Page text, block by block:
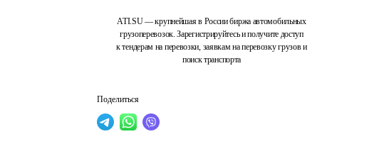
ATI.SU — крупнейшая в России биржа автомобильных
грузоперевозок. Зарегистрируйтесь и получите доступ
к тендерам на перевозки, заявкам на перевозку грузов и
поиск транспорта
Поделиться